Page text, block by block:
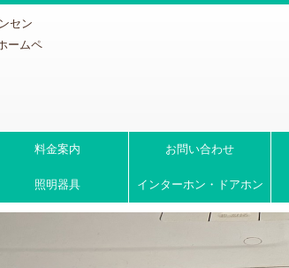
セン
ームペ
料金案内 お問い合わせ
照明器具 インターホン・ドアホン